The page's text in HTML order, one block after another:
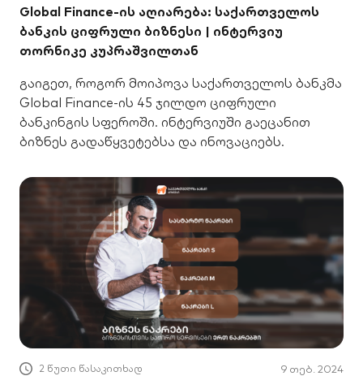
Global Finance-ის აღიარება: საქართველოს
ბანკის ციფრული ბიზნესი | ინტერვიუ
თორნიკე კუპრაშვილთან
გაიგეთ, როგორ მოიპოვა საქართველოს ბანკმა
Global Finance-ის 45 ჯილდო ციფრული
ბანკინგის სფეროში. ინტერვიუში გაეცანით
ბიზნეს გადაწყვეტებსა და ინოვაციებს.
2 წუთი წასაკითხად 9 თებ. 2024